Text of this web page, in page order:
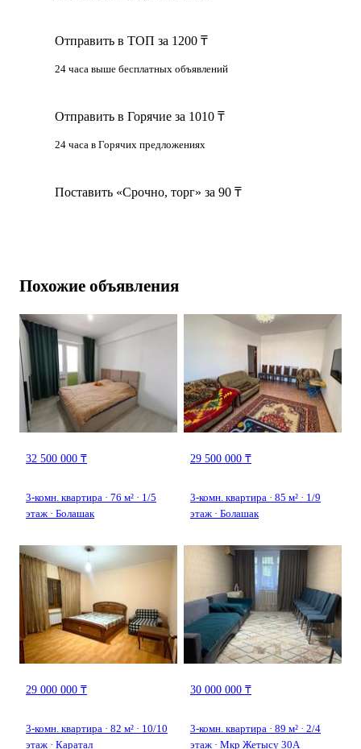
Отправить в ТОП за 1200 ₸
24 часа выше бесплатных объявлений
Отправить в Горячие за 1010 ₸
24 часа в Горячих предложениях
Поставить «Срочно, торг» за 90 ₸
Похожие объявления
32 500 000 ₸
3-комн. квартира · 76 м² · 1/5
этаж · Болашак
29 500 000 ₸
3-комн. квартира · 85 м² · 1/9
этаж · Болашак
29 000 000 ₸
3-комн. квартира · 82 м² · 10/10
этаж · Каратал
30 000 000 ₸
3-комн. квартира · 89 м² · 2/4
этаж · Мкр Жетысу 30A